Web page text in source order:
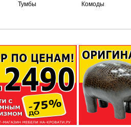
Тумбы Комоды